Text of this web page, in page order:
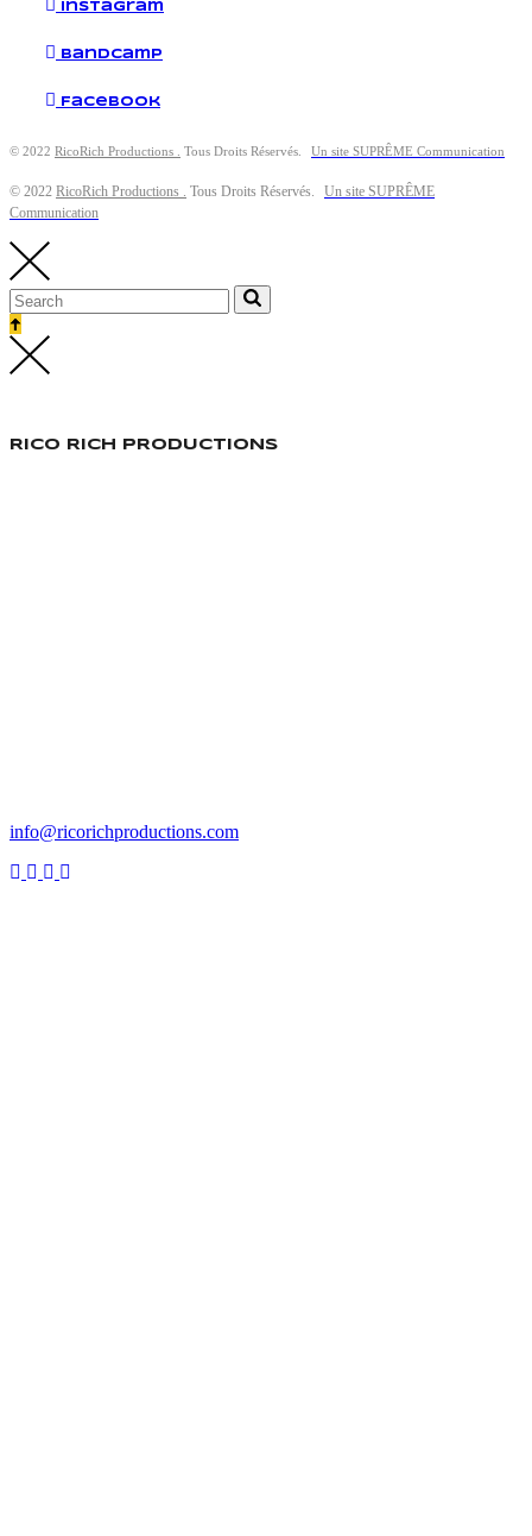
Instagram
Bandcamp
Facebook
© 2022 RicoRich Productions . Tous Droits Réservés. Un site SUPRÊME Communication
© 2022 RicoRich Productions . Tous Droits Réservés.
Un site SUPRÊME
Communication
RICO RICH PRODUCTIONS
info@ricorichproductions.com